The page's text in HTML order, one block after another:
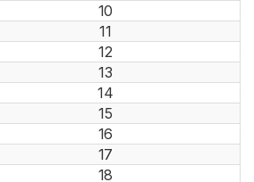
10
11
12
13
14
15
16
17
18